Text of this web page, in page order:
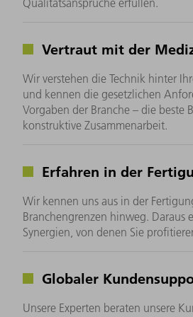
Vertraut mit der
Wir verstehen die Technik hinter
und kennen die gesetzlichen
Vorgaben der Branche – die beste
konstruktive Zusammenarbeit.
Erfahren in der
Wir kennen uns aus in der
Branchengrenzen hinweg. Daraus
Synergien, von denen Sie
Globaler
Unsere Experten beraten unsere